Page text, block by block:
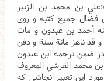
علي بن محمد بن الزبير
فضال جميع كتبه و روى
أحمد بن عبدون و مات
و قد ناهز مائة سنة و دفن
در ضمن ترجمه ابن عبدون
محمد القرشي المعروف
این تعبیر نجاشی که